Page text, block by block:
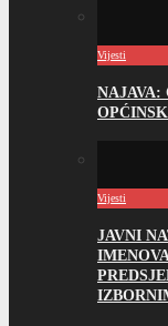
Vijesti
NAJAVA:
Vijesti
JAVNI